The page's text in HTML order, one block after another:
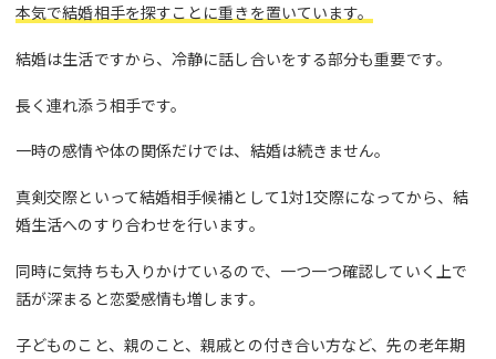
本気で結婚相手を探すことに重きを置いています。
結婚は生活ですから、冷静に話し合いをする部分も重要です。
長く連れ添う相手です。
一時の感情や体の関係だけでは、結婚は続きません。
真剣交際といって結婚相手候補として1対1交際になってから、結
婚生活へのすり合わせを行います。
同時に気持ちも入りかけているので、一つ一つ確認していく上で
話が深まると恋愛感情も増します。
子どものこと、親のこと、親戚との付き合い方など、先の老年期